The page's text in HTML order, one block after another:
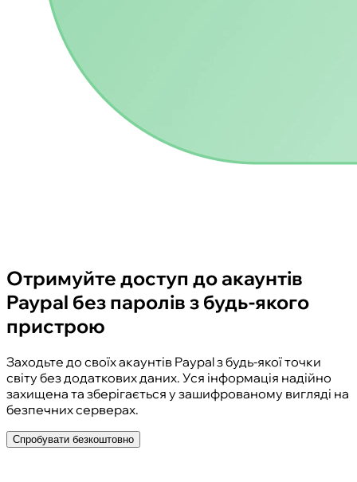
Отримуйте доступ до акаунтів
Paypal без паролів з будь-якого
пристрою
Заходьте до своїх акаунтів Paypal з будь-якої точки
світу без додаткових даних. Уся інформація надійно
захищена та зберігається у зашифрованому вигляді на
безпечних серверах.
Спробувати безкоштовно